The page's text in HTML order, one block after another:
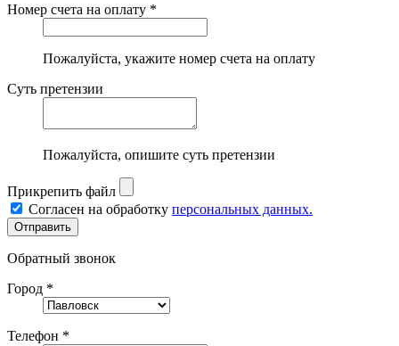
Номер счета на оплату *
Пожалуйста, укажите номер счета на оплату
Суть претензии
Пожалуйста, опишите суть претензии
Прикрепить файл
Согласен на обработку персональных данных.
Обратный звонок
Город *
Телефон *